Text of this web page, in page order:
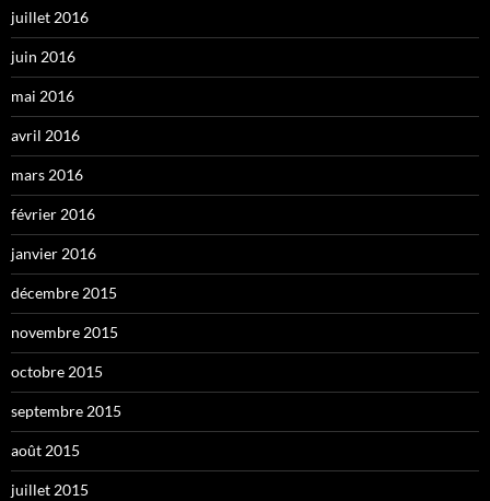
juillet 2016
juin 2016
mai 2016
avril 2016
mars 2016
février 2016
janvier 2016
décembre 2015
novembre 2015
octobre 2015
septembre 2015
août 2015
juillet 2015